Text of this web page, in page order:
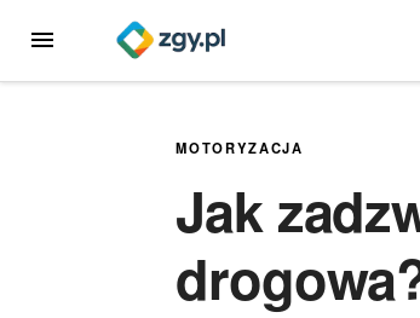
MENU
MOTORYZACJA
Jak